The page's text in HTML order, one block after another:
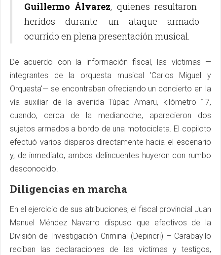
Guillermo Álvarez, quienes resultaron
heridos durante un ataque armado
ocurrido en plena presentación musical.
De acuerdo con la información fiscal, las víctimas —
integrantes de la orquesta musical 'Carlos Miguel y
Orquesta'— se encontraban ofreciendo un concierto en la
vía auxiliar de la avenida Túpac Amaru, kilómetro 17,
cuando, cerca de la medianoche, aparecieron dos
sujetos armados a bordo de una motocicleta. El copiloto
efectuó varios disparos directamente hacia el escenario
y, de inmediato, ambos delincuentes huyeron con rumbo
desconocido.
Diligencias en marcha
En el ejercicio de sus atribuciones, el fiscal provincial Juan
Manuel Méndez Navarro dispuso que efectivos de la
División de Investigación Criminal (Depincri) – Carabayllo
reciban las declaraciones de las víctimas y testigos,